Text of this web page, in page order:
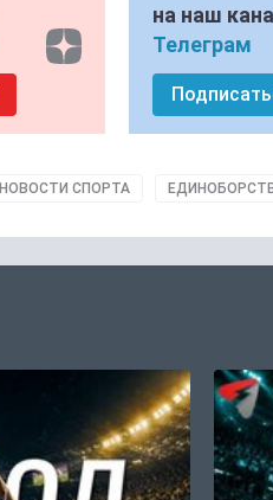
на наш
Телеграм
НОВОСТИ СПОРТА